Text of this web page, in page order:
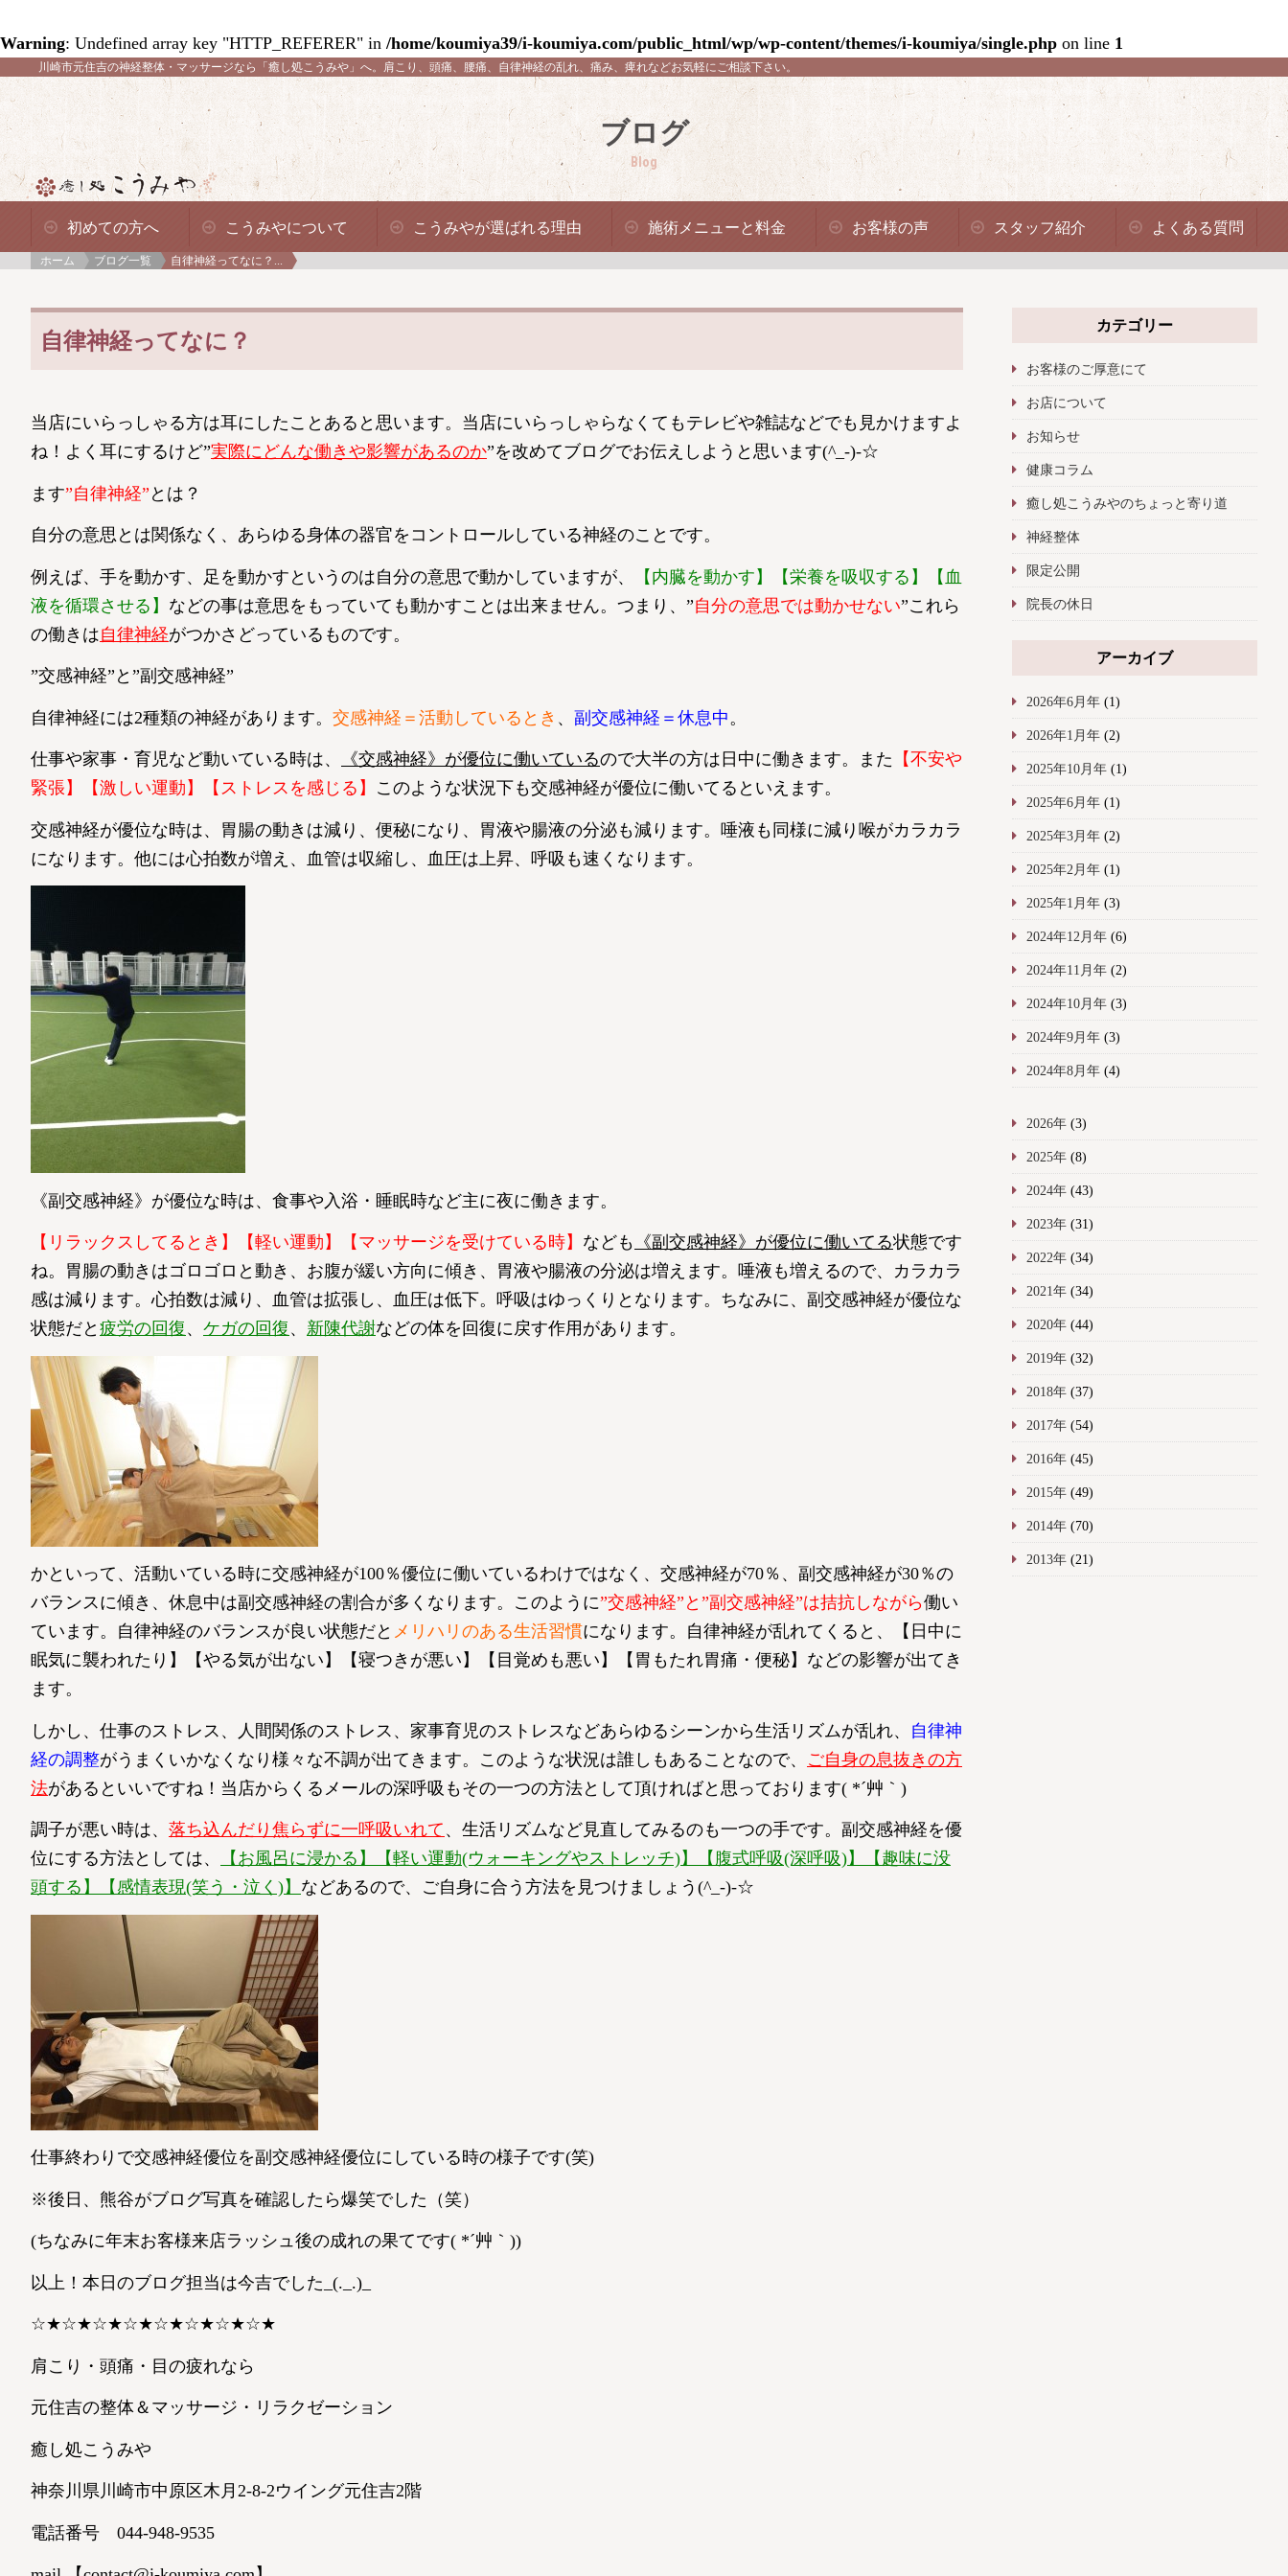
Warning: Undefined array key "HTTP_REFERER" in /home/koumiya39/i-koumiya.com/public_html/wp/wp-content/themes/i-koumiya/single.php on line 1
川崎市元住吉の神経整体・マッサージなら「癒し処こうみや」へ。 肩こり、頭痛、腰痛、自律神経の乱れ、痛み、痺れなどお気軽にご相談下さい。
ブログ
Blog
初めての方へ こうみやについて こうみやが選ばれる理由 施術メニューと料金 お客様の声 スタッフ紹介 よくある質問
ホーム ブログ一覧 自律神経ってなに？...
自律神経ってなに？
当店にいらっしゃる方は耳にしたことあると思います。当店にいらっしゃらなくてもテレビや雑誌などでも見かけますよ
ね！よく耳にするけど”実際にどんな働きや影響があるのか”を改めてブログでお伝えしようと思います(^_-)-☆
ます”自律神経” とは？
自分の意思とは関係なく、あらゆる身体の器官をコントロールしている神経のことです。
例えば、手を動かす、足を動かすというのは自分の意思で動かしていますが、
【内臓を動かす】【栄養を吸収する】【血
液を循環させる】 などの事は意思をもっていても動かすことは出来ません。つまり、”自分の意思では動かせない”これら
の働きは自律神経がつかさどっているものです。
”交感神経”と”副交感神経”
自律神経には2種類の神経があります。 交感神経＝活動しているとき 、 副交感神経＝休息中 。
仕事や家事・育児など動いている時は、 《交感神経》が優位に働いているので大半の方は日中に働きます。また 【不安や
緊張】【激しい運動】【ストレスを感じる】 このような状況下も交感神経が優位に働いてるといえます。
交感神経が優位な時は、胃腸の動きは減り、便秘になり、胃液や腸液の分泌も減ります。唾液も同様に減り喉がカラカラ
になります。他には心拍数が増え、血管は収縮し、血圧は上昇、呼吸も速くなります。
《副交感神経》が優位な時は、食事や入浴・睡眠時など主に夜に働きます。
【リラックスしてるとき】【軽い運動】【マッサージを受けている時】 なども 《副交感神経》が優位に働いてる状態です
ね。胃腸の動きはゴロゴロと動き、お腹が緩い方向に傾き、胃液や腸液の分泌は増えます。唾液も増えるので、カラカラ
感は減ります。心拍数は減り、血管は拡張し、血圧は低下。呼吸はゆっくりとなります。ちなみに、副交感神経が優位な
状態だと 疲労の回復 、 ケガの回復 、 新陳代謝などの体を回復に戻す作用があります。
かといって、活動いている時に交感神経が100％優位に働いているわけではなく、交感神経が70％、副交感神経が30％の
バランスに傾き、休息中は副交感神経の割合が多くなります。このように”交感神経”と”副交感神経”は拮抗しながら働い
ています。自律神経のバランスが良い状態だと メリハリのある生活習慣になります。自律神経が乱れてくると、【日中に
眠気に襲われたり】【やる気が出ない】【寝つきが悪い】【目覚めも悪い】【胃もたれ胃痛・便秘】などの影響が出てき
ます。
しかし、仕事のストレス、人間関係のストレス、家事育児のストレスなどあらゆるシーンから生活リズムが乱れ、 自律神
経の調整がうまくいかなくなり様々な不調が出てきます。このような状況は誰しもあることなので、 ご自身の息抜きの方
法があるといいですね！当店からくるメールの深呼吸もその一つの方法として頂ければと思っております( *´艸｀)
調子が悪い時は、 落ち込んだり焦らずに一呼吸いれて 、生活リズムなど見直してみるのも一つの手です。副交感神経を優
位にする方法としては、
【お風呂に浸かる】【軽い運動(ウォーキングやストレッチ)】【腹式呼吸(深呼吸)】【趣味に没
頭する】【感情表現(笑う・泣く)】 などあるので、ご自身に合う方法を見つけましょう(^_-)-☆
仕事終わりで交感神経優位を副交感神経優位にしている時の様子です(笑)
※後日、熊谷がブログ写真を確認したら爆笑でした（笑）
(ちなみに年末お客様来店ラッシュ後の成れの果てです( *´艸｀))
以上！本日のブログ担当は今吉でした_(._.)_
☆★☆★☆★☆★☆★☆★☆★☆★
肩こり・頭痛・目の疲れなら
元住吉の整体＆マッサージ・リラクゼーション
癒し処こうみや
神奈川県川崎市中原区木月2-8-2ウイング元住吉2階
電話番号 044-948-9535
カテゴリー
お客様のご厚意にて
お店について
お知らせ
健康コラム
癒し処こうみやのちょっと寄り道
神経整体
限定公開
院長の休日
アーカイブ
2026年6月年(1)
2026年1月年(2)
2025年10月年(1)
2025年6月年(1)
2025年3月年(2)
2025年2月年(1)
2025年1月年(3)
2024年12月年(6)
2024年11月年(2)
2024年10月年(3)
2024年9月年(3)
2024年8月年(4)
2026年(3)
2025年(8)
2024年(43)
2023年(31)
2022年(34)
2021年(34)
2020年(44)
2019年(32)
2018年(37)
2017年(54)
2016年(45)
2015年(49)
2014年(70)
2013年(21)